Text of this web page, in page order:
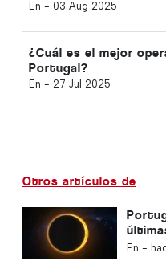
En - 03 Aug 2025
¿Cuál es el mejor
Portugal?
En - 27 Jul 2025
Otros artículos de
sobre
En -